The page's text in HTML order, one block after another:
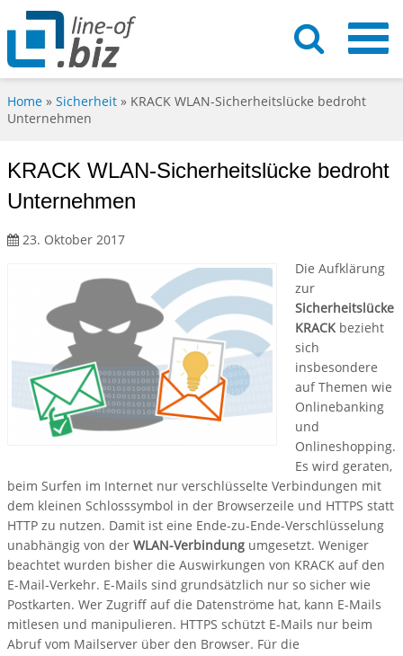
Home » Sicherheit » KRACK WLAN-Sicherheitslücke bedroht
Unternehmen
KRACK WLAN-Sicherheitslücke bedroht
Unternehmen
23. Oktober 2017
Die Aufklärung
zur
Sicherheitslücke
KRACK bezieht
sich
insbesondere
auf Themen wie
Onlinebanking
und
Onlineshopping.
Es wird geraten,
beim Surfen im Internet nur verschlüsselte Verbindungen mit
dem kleinen Schlosssymbol in der Browserzeile und HTTPS statt
HTTP zu nutzen. Damit ist eine Ende-zu-Ende-Verschlüsselung
unabhängig von der WLAN-Verbindung umgesetzt. Weniger
beachtet wurden bisher die Auswirkungen von KRACK auf den
E-Mail-Verkehr. E-Mails sind grundsätzlich nur so sicher wie
Postkarten. Wer Zugriff auf die Datenströme hat, kann E-Mails
mitlesen und manipulieren. HTTPS schützt E-Mails nur beim
Abruf vom Mailserver über den Browser. Für die